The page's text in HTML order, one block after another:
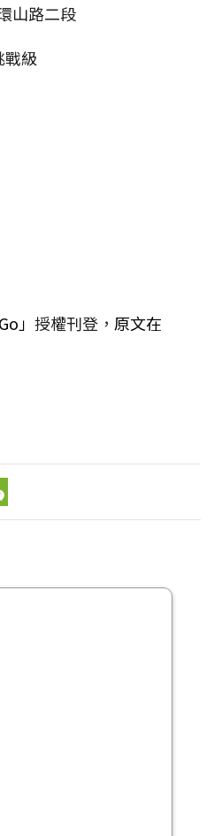
山路二段
戰級
」 授權刊登， 原文在